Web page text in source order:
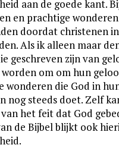
aan de goede kant.
en prachtige
doordat christenen
Als ik alleen maar
geschreven zijn van
om om hun
wonderen die God in
nog steeds doet. Zelf
het feit dat God
de Bijbel blijkt ook